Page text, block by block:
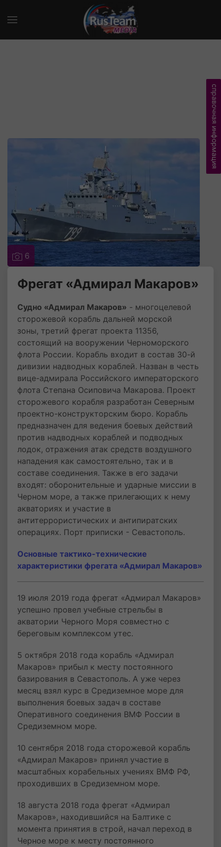
6
Фрегат «Адмирал Макаров»
Судно «Адмирал Макаров» - многоцелевой
сторожевой корабль дальней морской
зоны, третий фрегат проекта 11356,
состоящий на вооружении Черноморского
флота России. Корабль входит в состав 30-й
дивизии надводных кораблей. Назван в честь
вице-адмирала Российского императорского
флота Степана Осиповича Макарова. Проект
сторожевого корабля разработан Северным
проектно-конструкторским бюро. Корабль
предназначен для ведения боевых действий
против надводных кораблей и подводных
лодок, отражения атак средств воздушного
нападения как самостоятельно, так и в
составе соединения. Также в его задачи
входят: оборонительные и ударные миссии в
Черном море, а также прилегающих к нему
акваториях и участие в
антитеррористических и антипиратских
операциях. Порт приписки - Севастополь.
Основные тактико-технические
характеристики фрегата «Адмирал Макаров»
19 июля 2019 года фрегат «Адмирал Макаров»
успешно провел учебные стрельбы в
акватории Черного Моря совместно с
береговым комплексом утес.
5 октября 2018 года корабль «Адмирал
Макаров» прибыл к месту постоянного
базирования в Севастополь. А уже через
месяц взял курс в Средиземное море для
выполнения боевых задач в составе
Оперативного соединения ВМФ России в
Средиземном море.
10 сентября 2018 года сторожевой корабль
«Адмирал Макаров» принял участие в
масштабных корабельных учениях ВМФ РФ,
проходивших в Средиземном море.
18 августа 2018 года фрегат «Адмирал
Макаров», находившийся на Балтике с
момента принятия в строй, начал переход в
Черное море к месту постоянного
справочная информация